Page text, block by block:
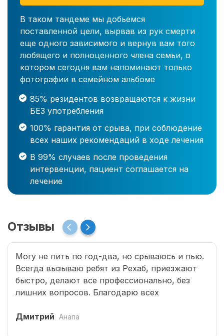
В таком тандеме мы добьемся
поставленной цели, вырвав из рук смерти
еще одного зависимого и вернув вам того
любящего и полноценного члена семьи, о
котором сегодня вам напоминают только
фотографии в семейном альбоме
85% резидентов возвращаются к жизни
БЕЗ употребления
100% гарантия от срыва, при соблюдение
всех наших рекомендаций в ходе лечения
В 99% случаев после проведения
интервенции, пациент соглашается на
лечение
Отзывы
Могу не пить по год-два, но срываюсь и пью.
Всегда вызываю ребят из Рехаб, приезжают
быстро, делают все профессионально, без
лишних вопросов. Благодарю всех
Дмитрий Анапа